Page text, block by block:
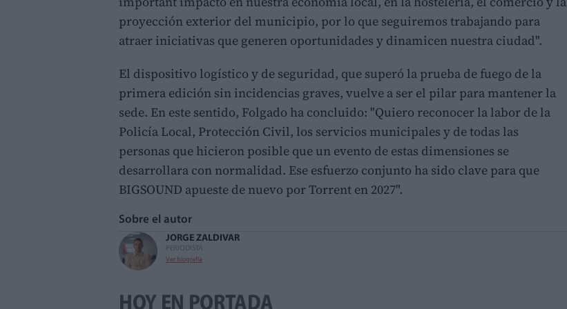
proyección exterior del municipio, por lo que seguiremos trabajando para
atraer iniciativas que generen oportunidades y dinamicen nuestra ciudad".
El dispositivo logístico y de seguridad, que superó la prueba de fuego de la
primera edición sin incidencias graves, vuelve a ser el pilar para mantener la
sede. En este sentido, Folgado ha concluido: "Quiero reconocer la labor de la
Policía Local, Protección Civil, los servicios municipales y de todas las
personas que hicieron posible que un evento de estas dimensiones se
desarrollara con normalidad. Ese esfuerzo conjunto ha sido clave para que
BIGSOUND apueste de nuevo por Torrent en 2027".
Sobre el autor
JORGE ZALDIVAR
PERIODISTA
Ver biografía
HOY EN PORTADA